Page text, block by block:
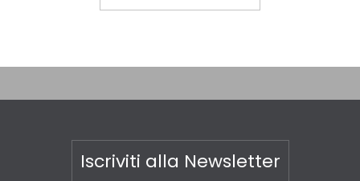
Iscriviti alla Newsletter